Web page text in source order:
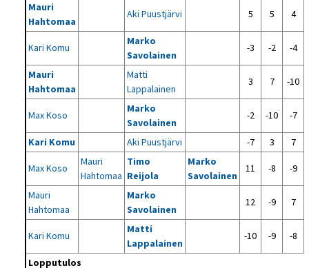
Mauri
Hahtomaa
Aki Puustjärvi 5 5 4
Kari Komu
Marko
Savolainen
-3 -2 -4
Mauri
Hahtomaa
Matti
Lappalainen
3 7 -10
Max Koso
Marko
Savolainen
-2 -10 -7
Kari Komu Aki Puustjärvi -7 3 7
Max Koso
Mauri
Hahtomaa
Timo
Reijola
Marko
Savolainen
11 -8 -9
Mauri
Hahtomaa
Marko
Savolainen
12 -9 7
Kari Komu
Matti
Lappalainen
-10 -9 -8
Lopputulos